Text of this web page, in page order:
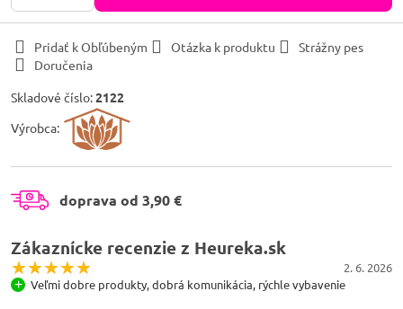
Pridať k Obľúbeným Otázka k produktu
Strážny pes
Doručenia
Skladové číslo:2122
Výrobca:
doprava od 3,90 €
Zákaznícke recenzie z Heureka.sk
2. 6. 2026
Veľmi dobre produkty, dobrá komunikácia, rýchle vybavenie